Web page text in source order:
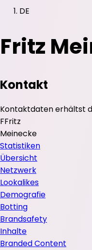
DE
Fritz
Kontakt
Kontaktdaten erhältst
FFritz
Meinecke
Statistiken
Übersicht
Netzwerk
Lookalikes
Demografie
Botting
Brandsafety
Inhalte
Branded Content